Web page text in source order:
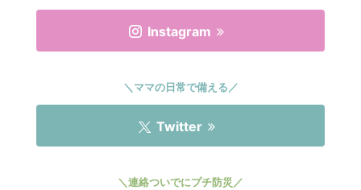
Instagram
＼ママの日常で備える／
Twitter
＼連絡ついでにプチ防災／